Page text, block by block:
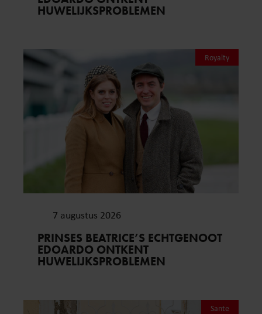
HUWELIJKSPROBLEMEN
Royalty
7 augustus 2026
PRINSES BEATRICE’S ECHTGENOOT
EDOARDO ONTKENT
HUWELIJKSPROBLEMEN
Sante